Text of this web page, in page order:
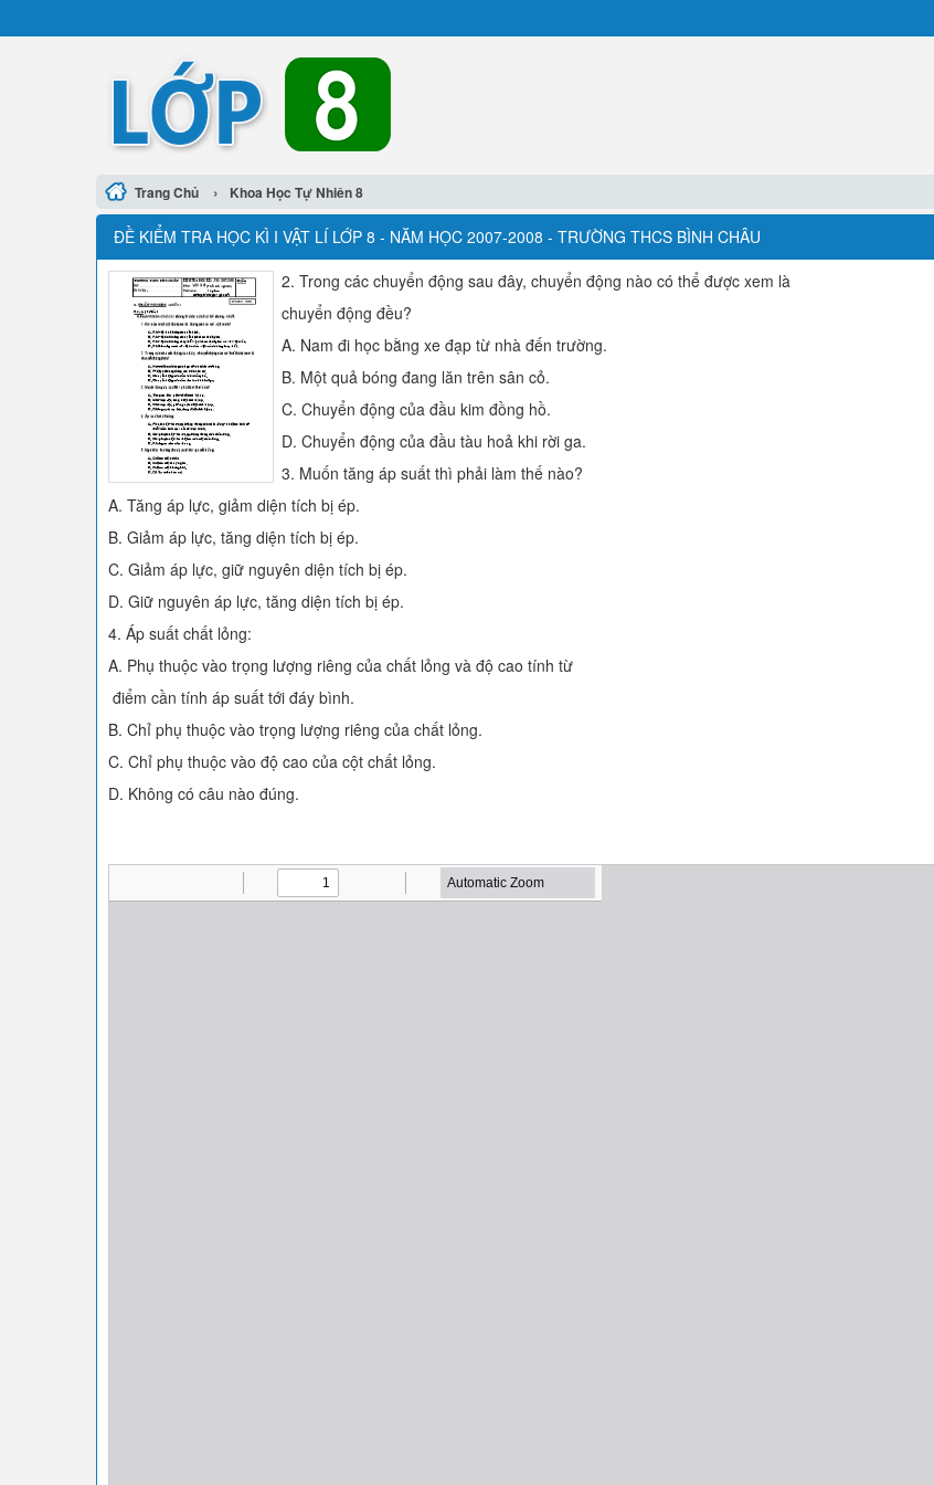
Trang Chủ › Khoa Học Tự Nhiên 8
ĐỀ KIỂM TRA HỌC KÌ I VẬT LÍ LỚP 8 - NĂM HỌC 2007-2008 - TRƯỜNG THCS BÌNH CHÂU
2. Trong các chuyển động sau đây, chuyển động nào có thể được xem là
chuyển động đều?
A. Nam đi học bằng xe đạp từ nhà đến trường.
B. Một quả bóng đang lăn trên sân cỏ.
C. Chuyển động của đầu kim đồng hồ.
D. Chuyển động của đầu tàu hoả khi rời ga.
3. Muốn tăng áp suất thì phải làm thế nào?
A. Tăng áp lực, giảm diện tích bị ép.
B. Giảm áp lực, tăng diện tích bị ép.
C. Giảm áp lực, giữ nguyên diện tích bị ép.
D. Giữ nguyên áp lực, tăng diện tích bị ép.
4. Áp suất chất lỏng:
A. Phụ thuộc vào trọng lượng riêng của chất lỏng và độ cao tính từ
điểm cần tính áp suất tới đáy bình.
B. Chỉ phụ thuộc vào trọng lượng riêng của chất lỏng.
C. Chỉ phụ thuộc vào độ cao của cột chất lỏng.
D. Không có câu nào đúng.